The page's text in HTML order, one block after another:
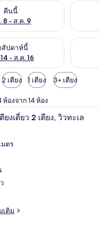
คืนนี้
8 - ส.ค. 9
นห้องพักว่างในคืนนี้ ส.ค. 8
ตรวจส
สัปดาห์นี้
- ส.ค. 16
นห้องพักว่างในสุดสัปดาห์นี้
ตรวจส
2 เตียง 1 เตียง 3+ เตียง
องจาก 14 ห้อง
ห้องซูพีเรี
ยงเดี่ยว 2 เตียง, วิวทะเล
มตร
เติม